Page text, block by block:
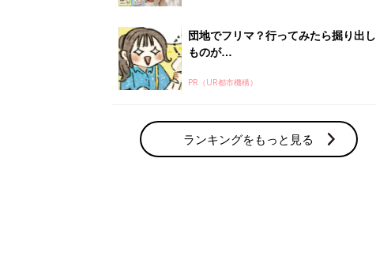
団地でフリマ？行ってみたら掘り出し
ものが…
PR（UR都市機構）
ランキングをもっと見る